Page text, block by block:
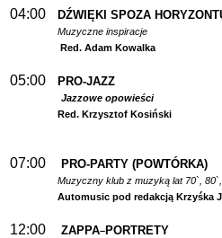
04:00 DŹWIĘKI SPOZA
Muzyczne inspiracje
Red. Adam Kowalka
05:00 PRO-JAZZ
Jazzowe opowieści
Red. Krzysztof Kosiński
07:00 PRO-PARTY (POWTÓRKA)
Muzyczny klub z muzyką lat 70`,
Automusic pod redakcją Krzyśka
12:00 ZAPPA–PORTRETY